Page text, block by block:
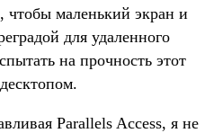
чтобы маленький экран и
для удаленного
на прочность этот
Parallels Access, я не